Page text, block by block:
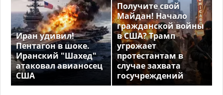
Иран удивил!
Пентагон в шоке.
Иранский "Шахед"
атаковал авианосец
США
Получите свой
Майдан! Начало
гражданской войны
в США? Трамп
угрожает
протестантам в
случае захвата
госучреждений